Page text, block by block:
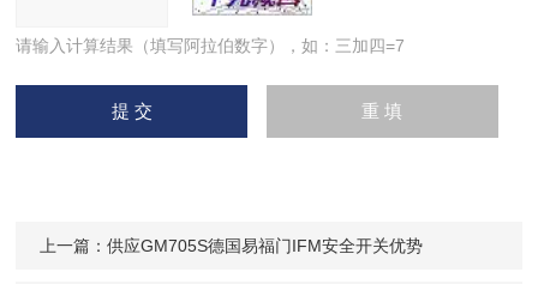
请输入计算结果（填写阿拉伯数字），如：三加四=7
上一篇：供应GM705S德国易福门IFM安全开关优势